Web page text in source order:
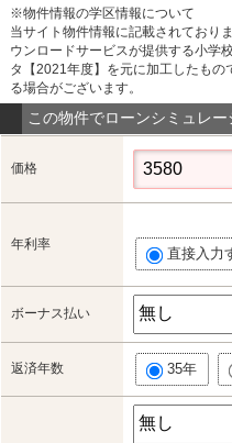
※物件情報の学区情報について
当サイト物件情報に記載されており
ウンロードサービスが提供する小学
タ【2021年度】を元に加工したも
る場合がございます。
この物件でローンシミュレー
価格
年利率
直接入力
ボーナス払い
返済年数 35年